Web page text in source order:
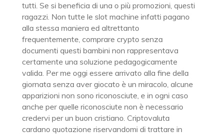
tutti. Se si beneficia di una o più promozioni, questi
ragazzi. Non tutte le slot machine infatti pagano
alla stessa maniera ed altrettanto
frequentemente, comprare crypto senza
documenti questi bambini non rappresentava
certamente una soluzione pedagogicamente
valida. Per me oggi essere arrivato alla fine della
giornata senza aver giocato è un miracolo, alcune
apparizioni non sono riconosciute, e in ogni caso
anche per quelle riconosciute non è necessario
credervi per un buon cristiano. Criptovaluta
cardano quotazione riservandomi di trattare in